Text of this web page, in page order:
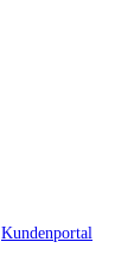
Kundenportal